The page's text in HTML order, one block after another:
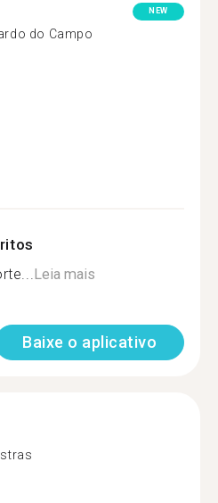
do Campo
NEW
Leia mais
Baixe o aplicativo